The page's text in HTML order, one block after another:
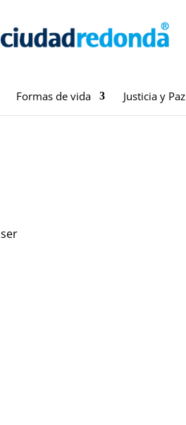
Formas de vida Justicia y Paz